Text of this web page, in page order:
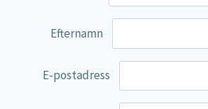
Efternamn
E-postadress